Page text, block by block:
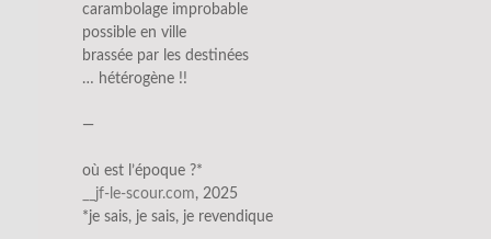
carambolage improbable
possible en ville
brassée par les destinées
… hétérogène !!
—
où est l’époque ?*
__jf-le-scour.com, 2025
*je sais, je sais, je revendique